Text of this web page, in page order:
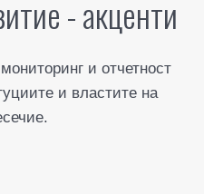
- акценти
и отчетност
и властите на